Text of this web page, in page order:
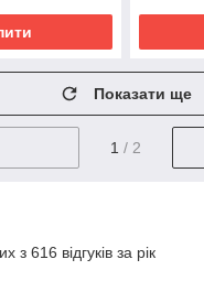
Показати ще
1 / 2
з 616 відгуків за рік